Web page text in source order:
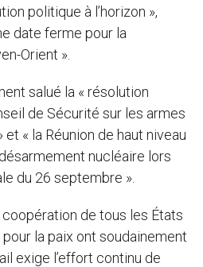
politique à l’horizon »,
date ferme pour la
Orient ».
salué la « résolution
de Sécurité sur les armes
« la Réunion de haut niveau
nucléaire lors
du 26 septembre ».
de tous les États
la paix ont soudainement
exige l’effort continu de